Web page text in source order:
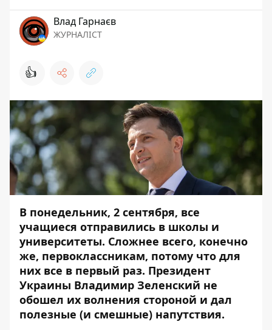
Влад Гарнаєв
ЖУРНАЛІСТ
👍
В понедельник, 2 сентября, все
учащиеся отправились в школы и
университеты. Сложнее всего, конечно
же, первоклассникам, потому что для
них все в первый раз. Президент
Украины Владимир Зеленский не
обошел их волнения стороной и дал
полезные (и смешные) напутствия.